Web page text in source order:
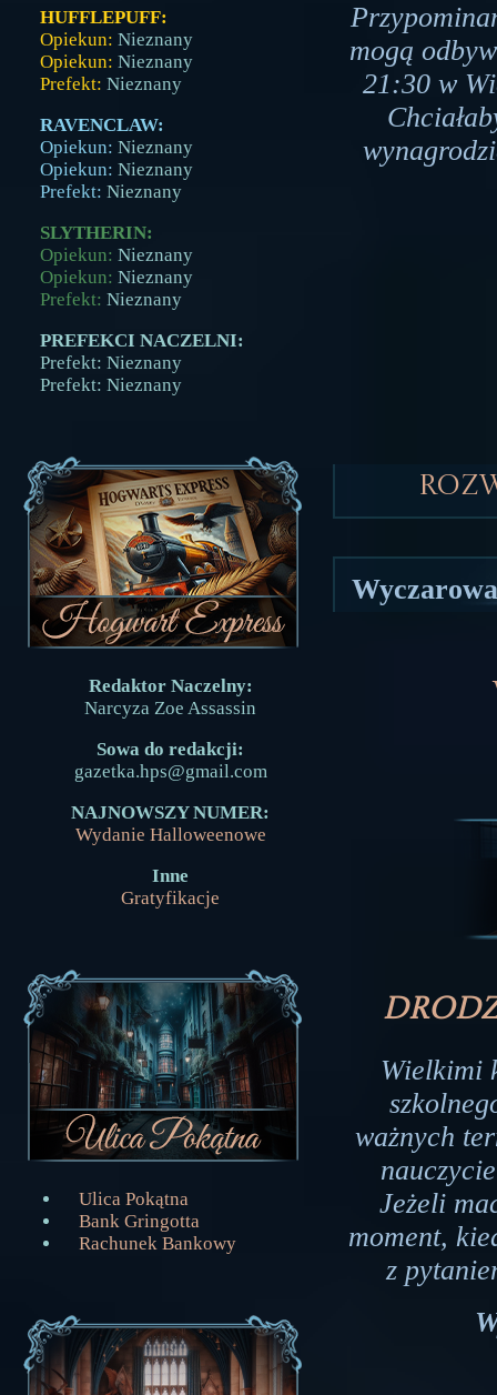
HUFFLEPUFF:
Opiekun: Nieznany
Opiekun: Nieznany
Prefekt: Nieznany
RAVENCLAW:
Opiekun: Nieznany
Opiekun: Nieznany
Prefekt: Nieznany
SLYTHERIN:
Opiekun: Nieznany
Opiekun: Nieznany
Prefekt: Nieznany
PREFEKCI NACZELNI:
Prefekt: Nieznany
Prefekt: Nieznany
Redaktor Naczelny:
Narcyza Zoe Assassin
Sowa do redakcji:
gazetka.hps@gmail.com
NAJNOWSZY NUMER:
Wydanie Halloweenowe
Inne
Gratyfikacje
Ulica Pokątna
Bank Gringotta
Rachunek Bankowy
mogą
21:30 w
Wielkimi
ważnych
Jeżeli
moment,
z